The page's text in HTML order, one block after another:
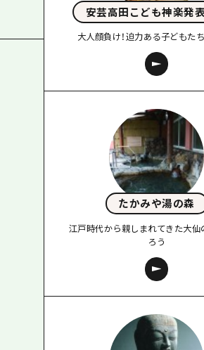
安芸高田こども神楽発
大人顔負け！迫力ある子どもた
たかみや湯の森
江戸時代から親しまれてきた大仙
ろう